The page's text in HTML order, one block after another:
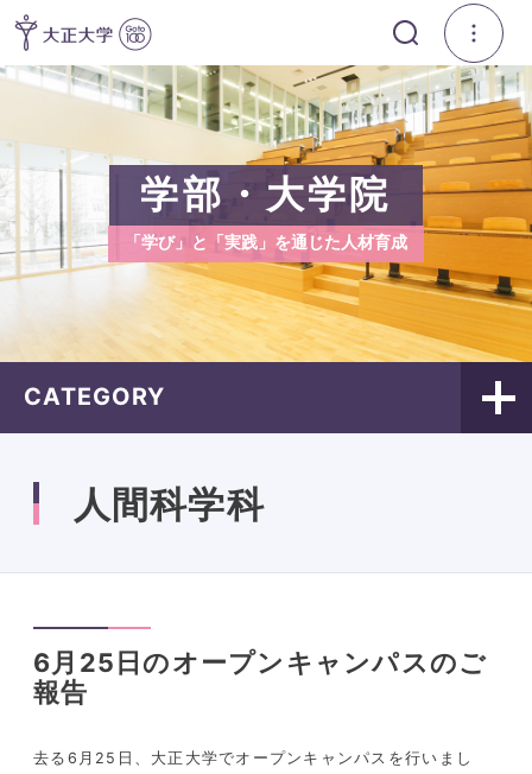
学部・大学院
「学び」と「実践」を通じた人材育成
CATEGORY
人間科学科
6月25日のオープンキャンパスのご
報告
去る6月25日、大正大学でオープンキャンパスを行いまし